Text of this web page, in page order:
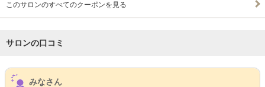
このサロンのすべてのクーポンを見る
サロンの口コミ
サロンPick Up
みなさん